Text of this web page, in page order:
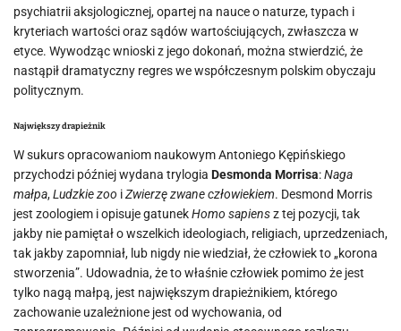
psychiatrii aksjologicznej, opartej na nauce o naturze, typach i
kryteriach wartości oraz sądów wartościujących, zwłaszcza w
etyce. Wywodząc wnioski z jego dokonań, można stwierdzić, że
nastąpił dramatyczny regres we współczesnym polskim obyczaju
politycznym.
Największy drapieżnik
W sukurs opracowaniom naukowym Antoniego Kępińskiego
przychodzi później wydana trylogia Desmonda Morrisa:Naga
małpa,Ludzkie zoo iZwierzę zwane człowiekiem. Desmond Morris
jest zoologiem i opisuje gatunekHomo sapiensz tej pozycji, tak
jakby nie pamiętał o wszelkich ideologiach, religiach, uprzedzeniach,
tak jakby zapomniał, lub nigdy nie wiedział, że człowiek to „korona
stworzenia”. Udowadnia, że to właśnie człowiek pomimo że jest
tylko nagą małpą, jest największym drapieżnikiem, którego
zachowanie uzależnione jest od wychowania, od